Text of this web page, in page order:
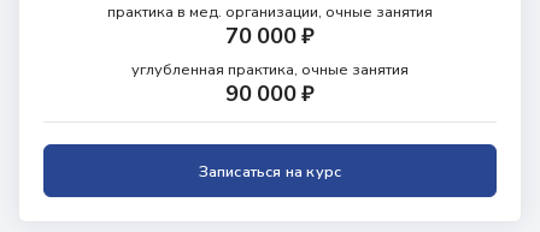
практика в мед. организации, очные занятия
70 000 ₽
углубленная практика, очные занятия
90 000 ₽
Записаться на курс